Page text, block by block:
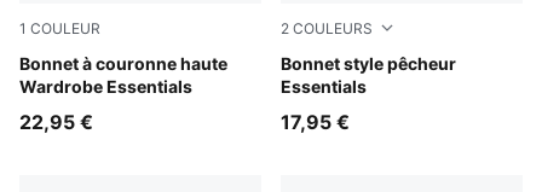
1 COULEUR
Bonnet à couronne haute
Wardrobe Essentials
Alpine Snow
22,95 €
2 COULEURS
Bonnet style pêcheur
Essentials
Puma Black
17,95 €